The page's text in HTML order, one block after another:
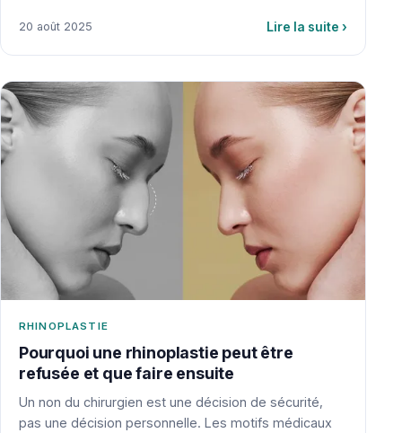
20 août 2025 Lire la suite ›
RHINOPLASTIE
Pourquoi une rhinoplastie peut être
refusée et que faire ensuite
Un non du chirurgien est une décision de sécurité,
pas une décision personnelle. Les motifs médicaux